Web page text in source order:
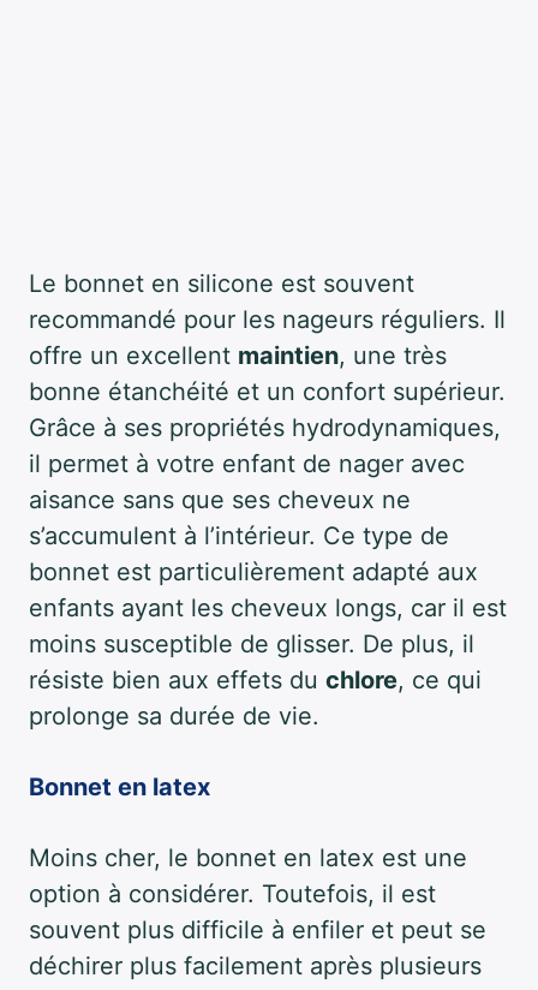
Le bonnet en silicone est souvent
recommandé pour les nageurs réguliers. Il
offre un excellent maintien, une très
bonne étanchéité et un confort supérieur.
Grâce à ses propriétés hydrodynamiques,
il permet à votre enfant de nager avec
aisance sans que ses cheveux ne
s’accumulent à l’intérieur. Ce type de
bonnet est particulièrement adapté aux
enfants ayant les cheveux longs, car il est
moins susceptible de glisser. De plus, il
résiste bien aux effets du chlore, ce qui
prolonge sa durée de vie.
Bonnet en latex
Moins cher, le bonnet en latex est une
option à considérer. Toutefois, il est
souvent plus difficile à enfiler et peut se
déchirer plus facilement après plusieurs